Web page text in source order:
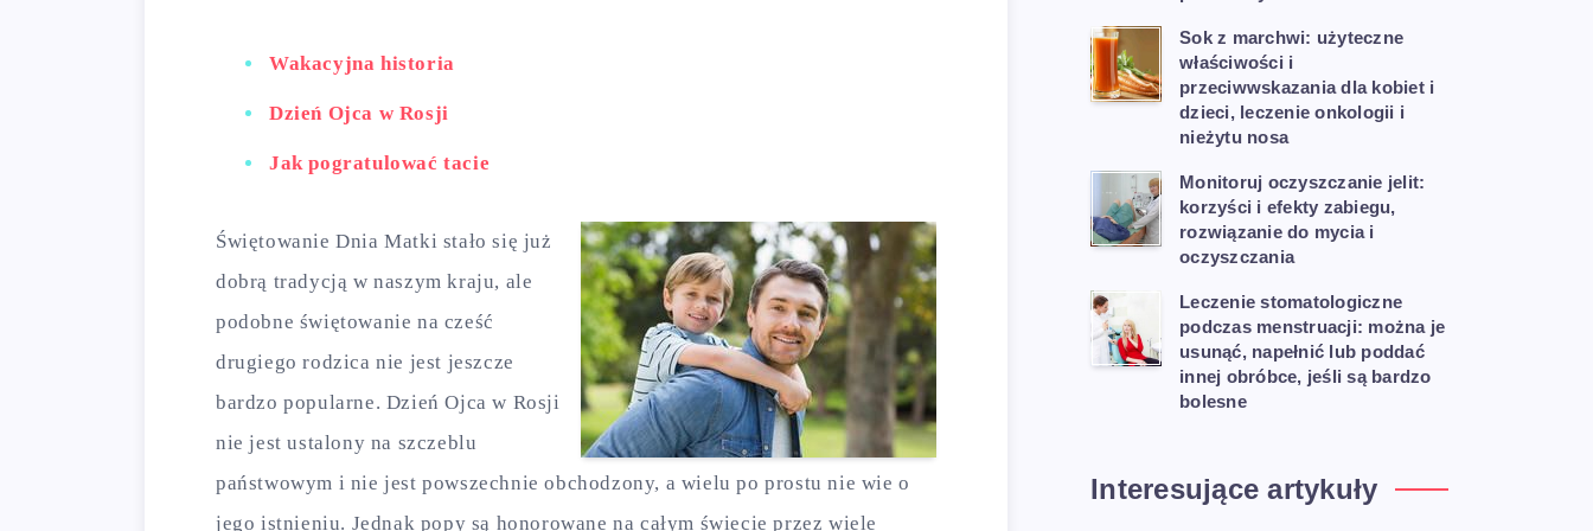
Wakacyjna historia
Dzień Ojca w Rosji
Jak pogratulować tacie
Świętowanie Dnia Matki stało się już
dobrą tradycją w naszym kraju, ale
podobne świętowanie na cześć
drugiego rodzica nie jest jeszcze
bardzo popularne. Dzień Ojca w Rosji
nie jest ustalony na szczeblu
państwowym i nie jest powszechnie obchodzony, a wielu po prostu nie wie o
jego istnieniu. Jednak popy są honorowane na całym świecie przez wiele
Sok z marchwi: użyteczne
właściwości i
przeciwwskazania dla kobiet i
dzieci, leczenie onkologii i
nieżytu nosa
Monitoruj oczyszczanie jelit:
korzyści i efekty zabiegu,
rozwiązanie do mycia i
oczyszczania
Leczenie stomatologiczne
podczas menstruacji: można je
usunąć, napełnić lub poddać
innej obróbce, jeśli są bardzo
bolesne
Interesujące artykuły